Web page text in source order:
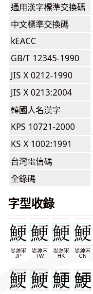
通用漢字標準交換碼
中文標準交換碼
kEACC
GB/T 12345-1990
JIS X 0212-1990
JIS X 0213:2004
韓國人名漢字
KPS 10721-2000
KS X 1002:1991
台灣電信碼
全錄碼
字型收錄
思源宋
JP
思源宋
TW
思源宋
HK
思源宋
CN